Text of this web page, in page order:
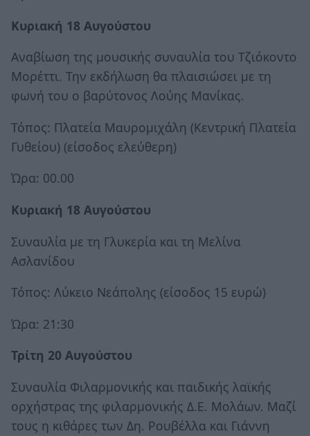
Κυριακή 18 Αυγούστου
Αναβίωση της μουσικής συναυλία του Τζιόκοντο
Μορέττι. Την εκδήλωση θα πλαισιώσει με τη
φωνή του ο βαρύτονος Λούης Μανίκας.
Τόπος: Πλατεία Μαυρομιχάλη (Κεντρική Πλατεία
Γυθείου) (είσοδος ελεύθερη)
Ώρα: 00.00
Κυριακή 18 Αυγούστου
Συναυλία με τη Γλυκερία και τη Μελίνα
Ασλανίδου
Τόπος: Λύκειο Νεάπολης (είσοδος 15 ευρώ)
Ώρα: 21:30
Τρίτη 20 Αυγούστου
Συναυλία Φιλαρμονικής και παιδικής λαϊκής
ορχήστρας της φιλαρμονικής Δ.Ε. Μολάων. Μαζί
τους η κιθάρες των Δη. Ρουβέλλα και Γιάννη